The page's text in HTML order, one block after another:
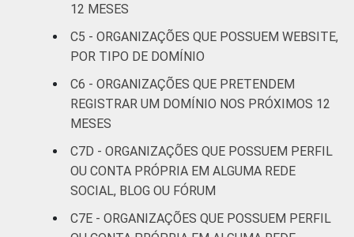
Pesquisa sobre o uso das Tecnologias de
Informação e Comunicação nas organizações
sem fins lucrativos brasileiras - TIC
12 MESES
C5 - ORGANIZAÇÕES QUE POSSUEM WEBSITE,
POR TIPO DE DOMÍNIO
C6 - ORGANIZAÇÕES QUE PRETENDEM
REGISTRAR UM DOMÍNIO NOS PRÓXIMOS 12
MESES
C7D - ORGANIZAÇÕES QUE POSSUEM PERFIL
OU CONTA PRÓPRIA EM ALGUMA REDE
SOCIAL, BLOG OU FÓRUM
C7E - ORGANIZAÇÕES QUE POSSUEM PERFIL